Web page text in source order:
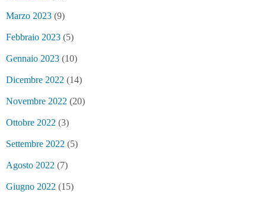
Marzo 2023 (9)
Febbraio 2023 (5)
Gennaio 2023 (10)
Dicembre 2022 (14)
Novembre 2022 (20)
Ottobre 2022 (3)
Settembre 2022 (5)
Agosto 2022 (7)
Giugno 2022 (15)